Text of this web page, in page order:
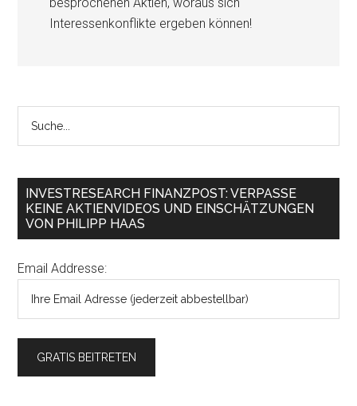
Interessenkonflikte ergeben können!
INVESTRESEARCH FINANZPOST: VERPASSE
KEINE AKTIENVIDEOS UND EINSCHÄTZUNGEN
VON PHILIPP HAAS
Email Addresse: